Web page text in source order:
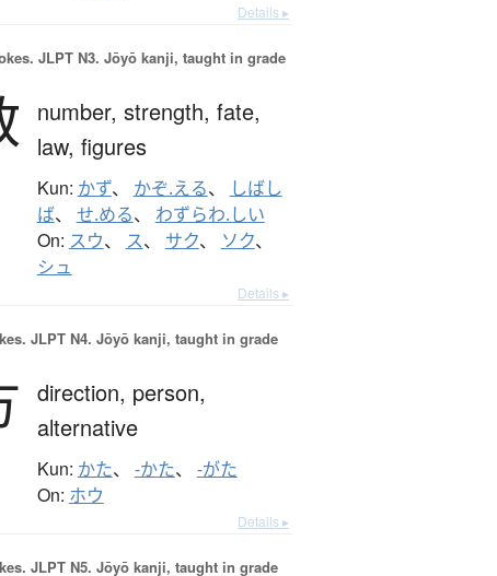
Details ▸
JLPT N3. Jōyō kanji, taught in grade
number, strength, fate,
law, figures
Kun: かず、 かぞ.える、
しばし
ば、 せ.める、 わずらわ.しい
On: スウ、 ス、 サク、 ソク、
シュ
Details ▸
JLPT N4. Jōyō kanji, taught in grade
direction, person,
alternative
Kun: かた、 -かた、 -がた
On: ホウ
Details ▸
JLPT N5. Jōyō kanji, taught in grade